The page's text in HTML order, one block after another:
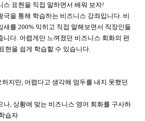
스 표현을 직접 말하면서 배워 보자!
극을 통해 학습하는 비즈니스 강좌입니다. 비
새를 200% 익히고 직접 말해보면서 직장인들
니다. 어렵게만 느껴졌던 비즈니스 회화의 편
현을 쉽게 학습할 수 있습니다.
지만, 어렵다고 생각해 엄두를 내지 못했던
나, 상황에 맞는 비즈니스 영어 회화를 구사하
습자